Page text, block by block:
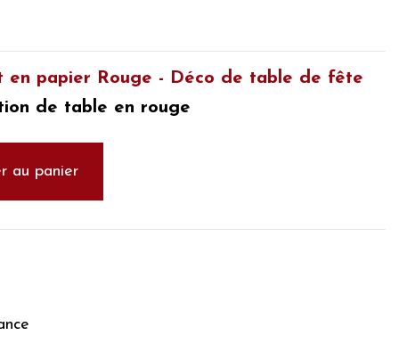
en papier Rouge - Déco de table de fête
de table en rouge
au panier